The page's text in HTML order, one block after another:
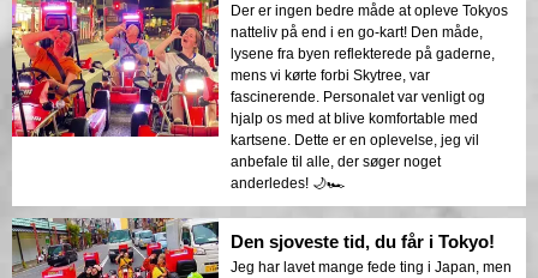
Der er ingen bedre måde at opleve Tokyos
natteliv på end i en go-kart! Den måde,
lysene fra byen reflekterede på gaderne,
mens vi kørte forbi Skytree, var
fascinerende. Personalet var venligt og
hjalp os med at blive komfortable med
kartsene. Dette er en oplevelse, jeg vil
anbefale til alle, der søger noget
anderledes! 🌙🏎️
Den sjoveste tid, du får i Tokyo!
Jeg har lavet mange fede ting i Japan, men